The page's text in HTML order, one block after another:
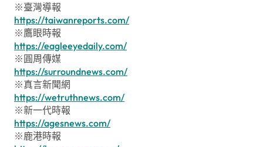
※臺灣導報
https://taiwanreports.com/
※鷹眼時報
https://eagleeyedaily.com/
※圓周傳媒
https://surroundnews.com/
※真言新聞網
https://wetruthnews.com/
※新一代時報
https://agesnews.com/
※鹿港時報